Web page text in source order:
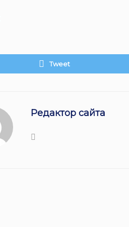
Tweet
Редактор сайта